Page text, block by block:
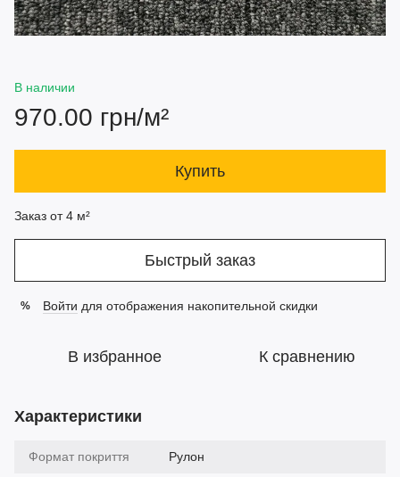
В наличии
970.00 грн/м²
Купить
Заказ от 4 м²
Быстрый заказ
% Войти для отображения накопительной скидки
В избранное К сравнению
Характеристики
Формат покриття Рулон